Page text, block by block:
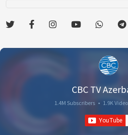
CBC TV
1.4M Subscribers • 1.9K